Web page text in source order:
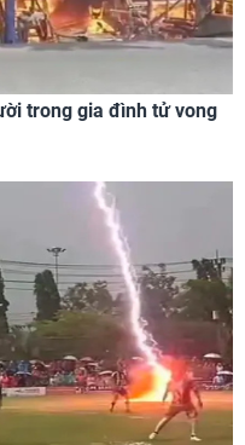
trong gia đình tử vong